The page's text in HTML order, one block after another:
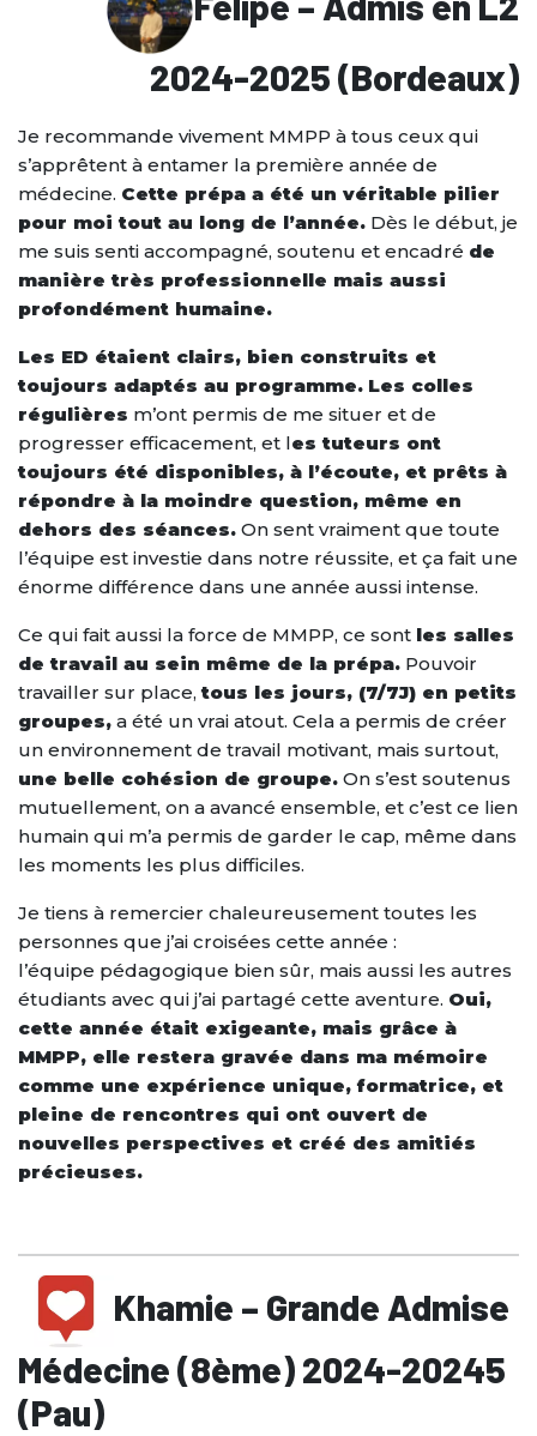
2024-2025 (Bordeaux)
Je recommande vivement MMPP à tous ceux qui
s’apprêtent à entamer la première année de
médecine. Cette prépa a été un véritable pilier
pour moi tout au long de l’année. Dès le début, je
me suis senti accompagné, soutenu et encadré de
manière très professionnelle mais aussi
profondément humaine.
Les ED étaient clairs, bien construits et
toujours adaptés au programme. Les colles
régulières m’ont permis de me situer et de
progresser efficacement, et les tuteurs ont
toujours été disponibles, à l’écoute, et prêts à
répondre à la moindre question, même en
dehors des séances. On sent vraiment que toute
l’équipe est investie dans notre réussite, et ça fait une
énorme différence dans une année aussi intense.
Ce qui fait aussi la force de MMPP, ce sont les salles
de travail au sein même de la prépa. Pouvoir
travailler sur place,tous les jours, (7/7J) en petits
groupes, a été un vrai atout. Cela a permis de créer
un environnement de travail motivant, mais surtout,
une belle cohésion de groupe. On s’est soutenus
mutuellement, on a avancé ensemble, et c’est ce lien
humain qui m’a permis de garder le cap, même dans
les moments les plus difficiles.
Je tiens à remercier chaleureusement toutes les
personnes que j’ai croisées cette année :
l’équipe pédagogique bien sûr, mais aussi les autres
étudiants avec qui j’ai partagé cette aventure. Oui,
cette année était exigeante, mais grâce à
MMPP, elle restera gravée dans ma mémoire
comme une expérience unique, formatrice, et
pleine de rencontres qui ont ouvert de
nouvelles perspectives et créé des amitiés
précieuses.
Khamie – Grande Admise
Médecine (8ème) 2024-20245
(Pau)